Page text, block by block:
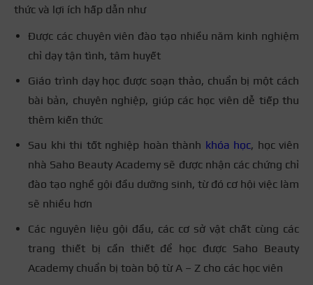
thức và lợi ích hấp dẫn như
Được các chuyên viên đào tạo nhiều năm kinh nghiệm
chỉ dạy tận tình, tâm huyết
Giáo trình dạy học được soạn thảo, chuẩn bị một cách
bài bản, chuyên nghiệp, giúp các học viên dễ tiếp thu
thêm kiến thức
Sau khi thi tốt nghiệp hoàn thành khóa học, học viên
nhà Saho Beauty Academy sẽ được nhận các chứng chỉ
đào tạo nghề gội đầu dưỡng sinh, từ đó cơ hội việc làm
sẽ nhiều hơn
Các nguyên liệu gội đầu, các cơ sở vật chất cùng các
trang thiết bị cần thiết để học được Saho Beauty
Academy chuẩn bị toàn bộ từ A – Z cho các học viên